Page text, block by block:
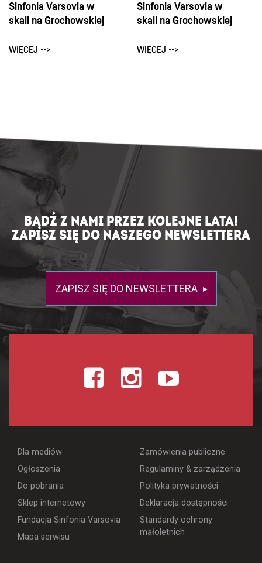
Sinfonia Varsovia w
skali na Grochowskiej
WIĘCEJ -->
Sinfonia Varsovia w
skali na Grochowskiej
WIĘCEJ -->
BĄDŹ Z NAMI PRZEZ KOLEJNE LATA!
ZAPISZ SIĘ DO NASZEGO NEWSLETTERA
ZAPISZ SIĘ DO NEWSLETTERA
Dla mediów
Ogłoszenia
Do pobrania
Sklep internetowy
Fundacja Sinfonia Varsovia
Mapa serwisu
Zamówienia publiczne
Regulaminy & zarządzenia
Polityka prywatności
Deklaracja dostępności
Standardy ochrony
małoletnich